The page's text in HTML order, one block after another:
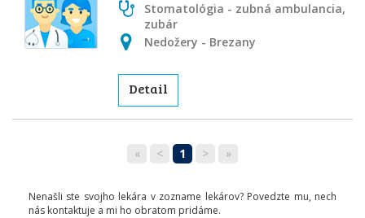
Stomatológia - zubná ambulancia,
zubár
Nedožery - Brezany
Detail
« < 1 > »
Nenašli ste svojho lekára v zozname lekárov? Povedzte mu, nech
nás kontaktuje a mi ho obratom pridáme.